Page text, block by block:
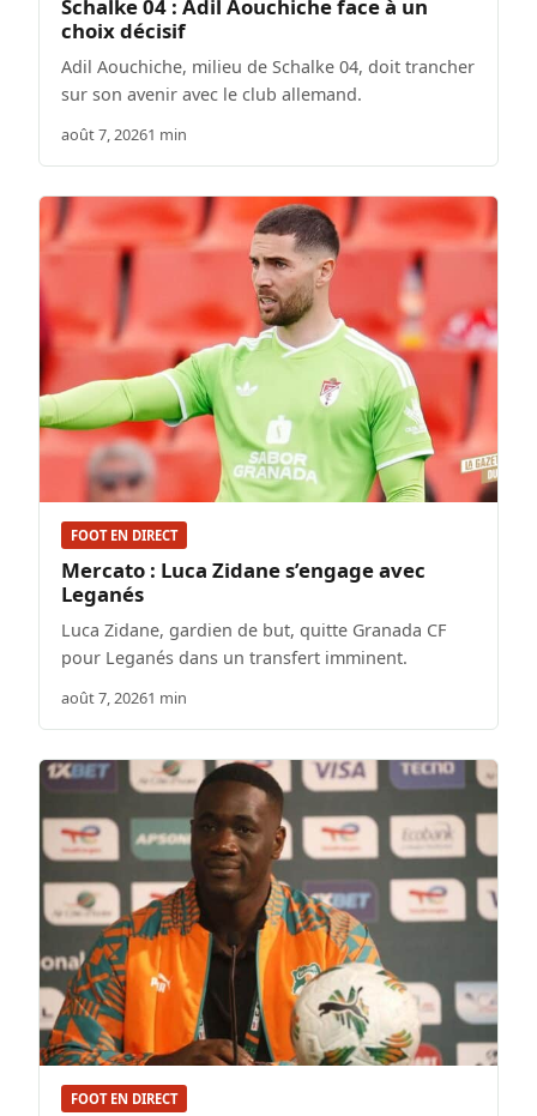
Schalke 04 : Adil Aouchiche face à un
choix décisif
Adil Aouchiche, milieu de Schalke 04, doit trancher
sur son avenir avec le club allemand.
août 7, 20261 min
FOOT EN DIRECT
Mercato : Luca Zidane s’engage avec
Leganés
Luca Zidane, gardien de but, quitte Granada CF
pour Leganés dans un transfert imminent.
août 7, 20261 min
FOOT EN DIRECT